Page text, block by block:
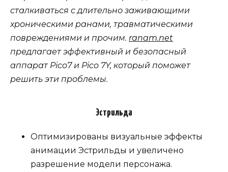
сталкиваться с длительно заживающими
хроническими ранами, травматическими
повреждениями и прочим. ranam.net
предлагает эффективный и безопасный
аппарат Pico7 и Pico 7Y, который поможет
решить эти проблемы.
Эстрильда
Оптимизированы визуальные эффекты
анимации Эстрильды и увеличено
разрешение модели персонажа.